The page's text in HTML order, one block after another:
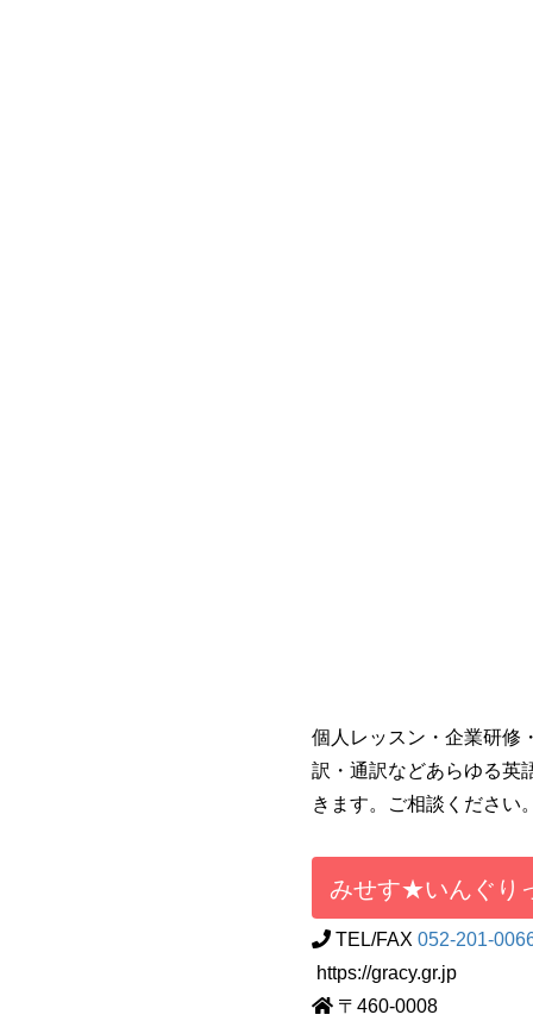
個人レッスン・企業研修
訳・通訳などあらゆる英
きます。ご相談ください。
みせす★いんぐり
TEL/FAX 052-201-
https://gracy.gr.jp
〒460-0008